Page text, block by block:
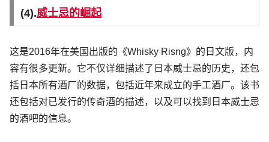
(4).威士忌的崛起
这是2016年在美国出版的《Whisky Risng》的日文版，内
容有很多更新。它不仅详细描述了日本威士忌的历史，还包
括日本所有酒厂的数据，包括近年来成立的手工酒厂。该书
还包括对已发行的传奇酒的描述，以及可以找到日本威士忌
的酒吧的信息。